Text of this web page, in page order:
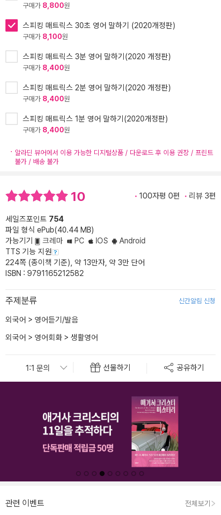
구매가 8,800원
스피킹 매트릭스 30초 영어 말하기 (2020개정판)
구매가 8,100원
스피킹 매트릭스 3분 영어 말하기(2020 개정판)
구매가 8,400원
스피킹 매트릭스 2분 영어 말하기(2020 개정판)
구매가 8,400원
스피킹 매트릭스 1분 영어 말하기(2020개정판)
구매가 8,400원
알라딘 뷰어에서 이용 가능한 디지털상품 / 다운로드 후 이용 권장 / 프린트
불가 / 배송 불가
10 100자평 0편 리뷰 3편
세일즈포인트 754
파일 형식 ePub(40.44 MB)
가능기기
크레마 PC IOS
Android
TTS 기능 지원
224쪽 (종이책 기준), 약 13만자, 약 3만 단어
ISBN : 9791165212582
주제분류 신간알림 신청
외국어 > 영어듣기/발음
외국어 > 영어회화 > 생활영어
선물하기 공유하기
관련 이벤트 전체보기